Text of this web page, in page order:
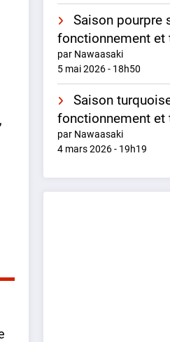
Saison pourpre
fonctionnement et
par Nawaasaki
5 mai 2026 - 18h50
Saison
fonctionnement et
par Nawaasaki
4 mars 2026 - 19h19